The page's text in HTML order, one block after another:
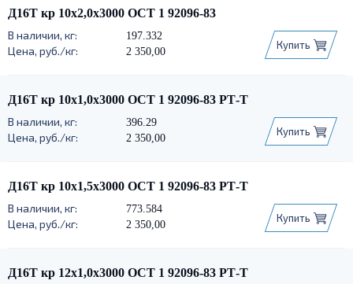
Д16Т кр 10х2,0х3000 ОСТ 1 92096-83
197.332
2 350,00
Купить
Д16Т кр 10х1,0х3000 ОСТ 1 92096-83 РТ-Т
396.29
2 350,00
Купить
Д16Т кр 10х1,5х3000 ОСТ 1 92096-83 РТ-Т
773.584
2 350,00
Купить
Д16Т кр 12х1,0х3000 ОСТ 1 92096-83 РТ-Т